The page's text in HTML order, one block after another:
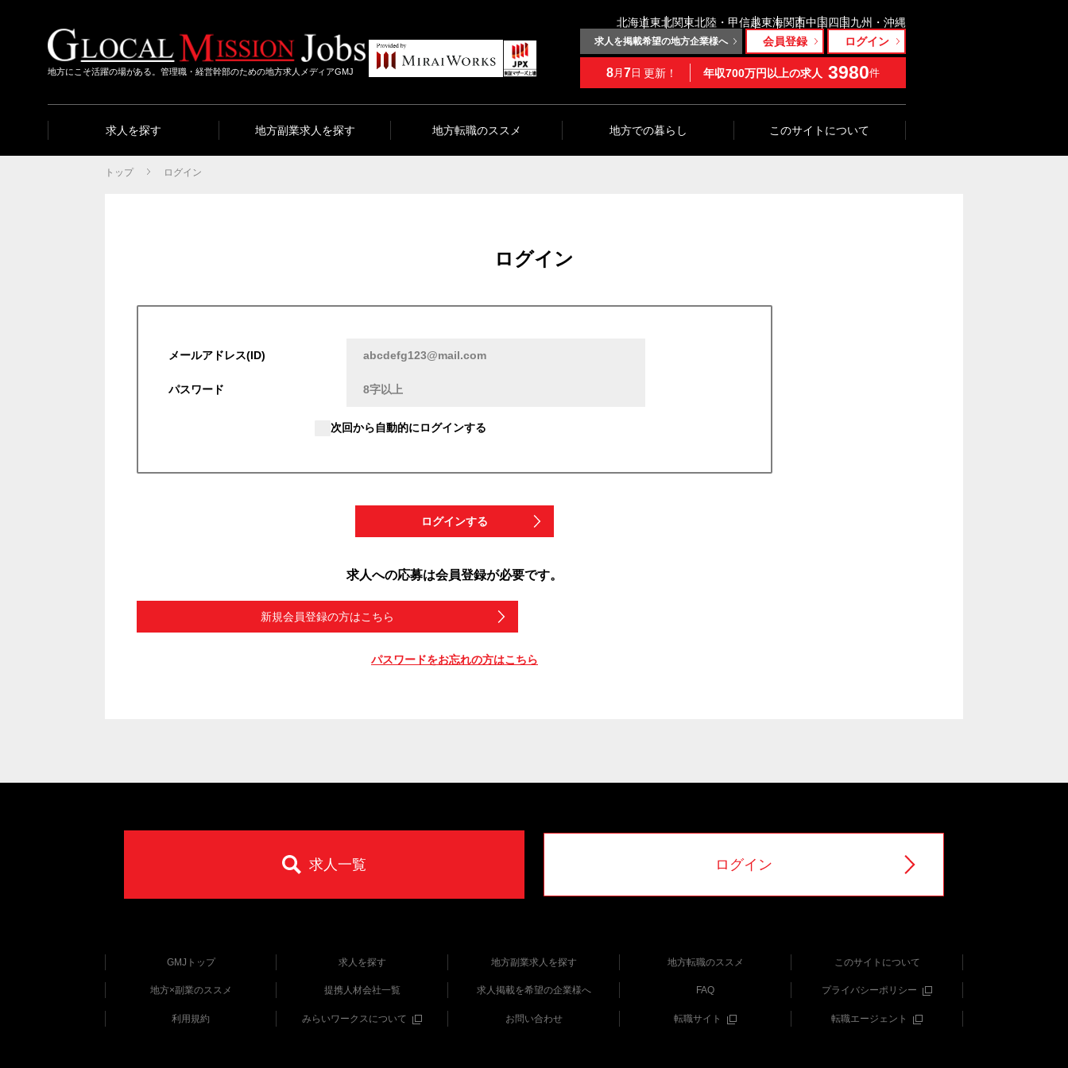
地方にこそ活躍の場がある。管理職・経営幹部のための地方求人メディアGMJ
北海道東北関東北陸・甲信越東海関西中国四国九州・沖縄
求人を掲載希望の地方企業様へ 会員登録 ログイン
8月 7日 更新！ 年収700万円以上の求人 3980件
求人を探す 地方副業求人を探す 地方転職のススメ 地方での暮らし このサイトについて
トップ ログイン
ログイン
メールアドレス(ID)
パスワード
次回から自動的にログインする
ログインする
求人への応募は会員登録が必要です。
新規会員登録の方はこちら
パスワードをお忘れの方はこちら
求人一覧 ログイン
GMJトップ 求人を探す 地方副業求人を探す 地方転職のススメ このサイトについて
地方×副業のススメ 提携人材会社一覧 求人掲載を希望の企業様へ FAQ プライバシーポリシー
利用規約 みらいワークスについて お問い合わせ 転職サイト 転職エージェント